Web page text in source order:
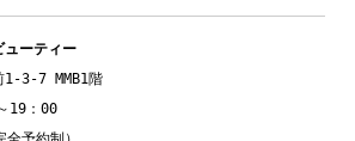
ミヤノマエメンズビューティー
1-3-7 MMB1階
19：00